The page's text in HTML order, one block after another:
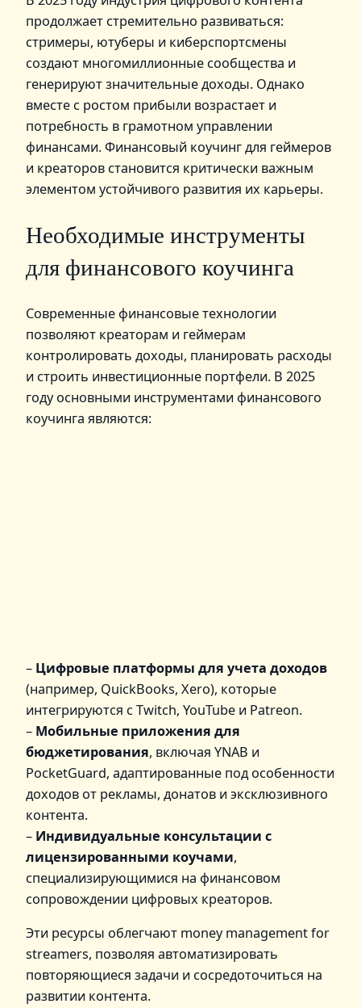
продолжает стремительно развиваться:
стримеры, ютуберы и киберспортсмены
создают многомиллионные сообщества и
генерируют значительные доходы. Однако
вместе с ростом прибыли возрастает и
потребность в грамотном управлении
финансами. Финансовый коучинг для геймеров
и креаторов становится критически важным
элементом устойчивого развития их карьеры.
Необходимые инструменты
для финансового коучинга
Современные финансовые технологии
позволяют креаторам и геймерам
контролировать доходы, планировать расходы
и строить инвестиционные портфели. В 2025
году основными инструментами финансового
коучинга являются:
– Цифровые платформы для учета доходов
(например, QuickBooks, Xero), которые
интегрируются с Twitch, YouTube и Patreon.
– Мобильные приложения для
бюджетирования, включая YNAB и
PocketGuard, адаптированные под особенности
доходов от рекламы, донатов и эксклюзивного
контента.
– Индивидуальные консультации с
лицензированными коучами,
специализирующимися на финансовом
сопровождении цифровых креаторов.
Эти ресурсы облегчают money management for
streamers, позволяя автоматизировать
повторяющиеся задачи и сосредоточиться на
развитии контента.